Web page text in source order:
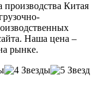
Китая
Наша цена –
рынке.